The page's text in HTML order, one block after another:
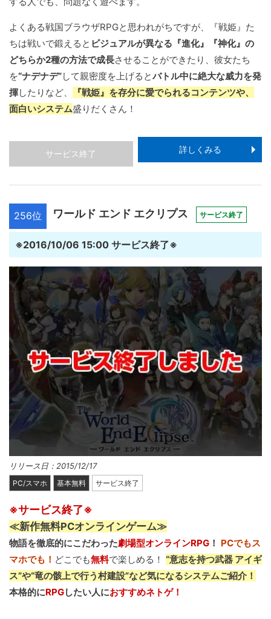
よくある戦国ブラウザRPGと思われがちですが、『戦姫』た
ちは戦いで鍛えると ビジュアルが異なる『進化』『神化』の
どちらか2種の方法で成長させることができたり、彼女たち
を“ナデナデ”して親密度を上げるとバトル中に絶大な威力を発
揮したりなど、
『戦姫』を存分に愛でられるコンテンツや、
面白いシステム盛りだくさん！
サービス終了 詳しくみる
256位 ワールド エンド エクリプス サービス終了
※2016/10/06 15:00 サービス終了※
リリース日：2015/12/17
PC/スマホ 基本無料 サービス終了
※サービス終了※
≪新作無料PCオンラインゲーム≫
物語を徹底的にこだわった劇場型オンラインRPG ！ PCでもス
マホでも！ どこでも無料で楽しめる！ “意志を持つ武器 アイギ
ス”や“竜の骸上で行う村建設”など気になるシステムご紹介！
本格的にRPGしたい人におすすめネトゲ！